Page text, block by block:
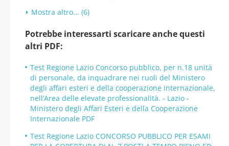
Mostra altro... (6)
Potrebbe interessarti scaricare anche questi
altri PDF:
Test Regione Lazio Concorso pubblico, per n.18 unità
di personale, da inquadrare nei ruoli del Ministero
degli affari esteri e della cooperazione internazionale,
nell’Area delle elevate professionalità. - Lazio -
Ministero degli Affari Esteri e della Cooperazione
Internazionale PDF
Test Regione Lazio CONCORSO PUBBLICO PER ESAMI